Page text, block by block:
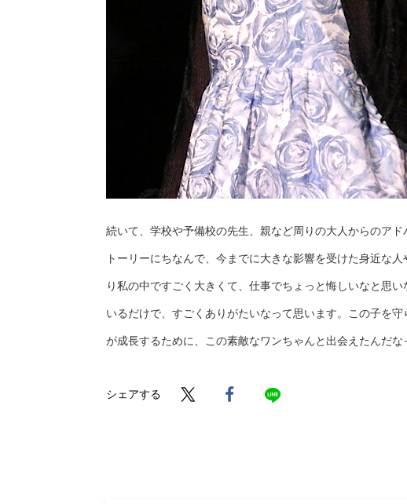
続いて、学校や予備校の先生、親など周りの大人からのア
トーリーにちなんで、今までに大きな影響を受けた身近な
り私の中ですごく大きくて、仕事でちょっと悔しいなと思
いるだけで、すごくありがたいなって思います。この子を
が成長するために、この素敵なワンちゃんと出会えたんだな
シェアする